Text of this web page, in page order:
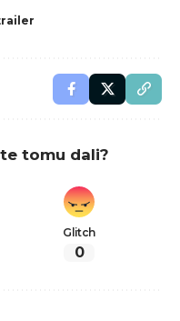
tomu dali?
Glitch
0